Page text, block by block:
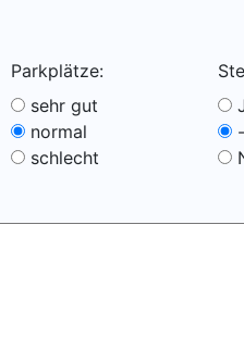
Parkplätze:
sehr gut
normal
schlecht
-